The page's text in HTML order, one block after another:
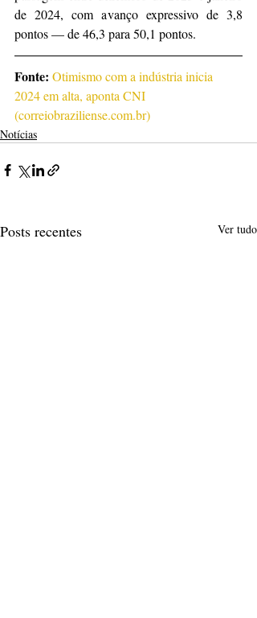
de 2024, com avanço expressivo de 3,8
pontos — de 46,3 para 50,1 pontos.
Fonte: Otimismo com a indústria inicia
2024 em alta, aponta CNI
(correiobraziliense.com.br)
Notícias
Posts recentes Ver tudo